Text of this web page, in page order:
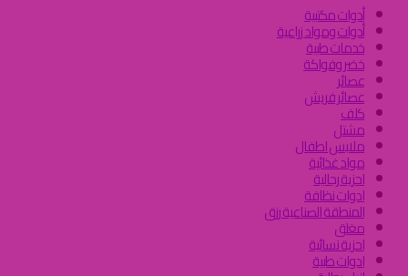
أدوات مكتبية
أدوات ومواد زراعية
خدمات طبية
خضر وفواكة
عصائر
عصائر فريش
كلف
مشتل
ملابس اطفال
مواد غذائية
احزية رجالية
ادوات نظافة
المنطقة الصناعية رزق
مغلق
احزية نسائية
ادوات طبية